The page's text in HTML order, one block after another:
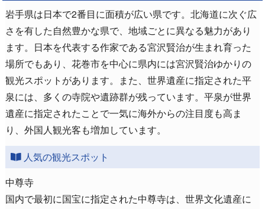
岩手県は日本で2番目に面積が広い県です。北海道に次ぐ広
さを有した自然豊かな県で、地域ごとに異なる魅力があり
ます。日本を代表する作家である宮沢賢治が生まれ育った
場所でもあり、花巻市を中心に県内には宮沢賢治ゆかりの
観光スポットがあります。また、世界遺産に指定された平
泉には、多くの寺院や遺跡群が残っています。平泉が世界
遺産に指定されたことで一気に海外からの注目度も高ま
り、外国人観光客も増加しています。
人気の観光スポット
中尊寺
国内で最初に国宝に指定された中尊寺は、世界文化遺産に